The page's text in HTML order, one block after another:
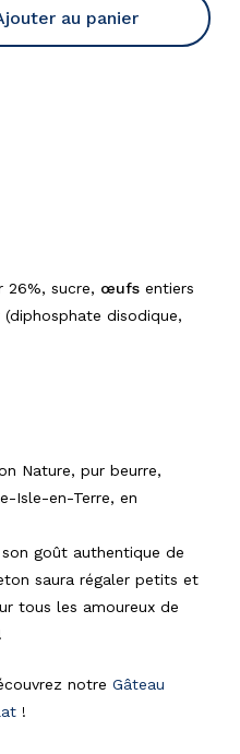
au panier
26%, sucre, œufs entiers
disodique,
Nature, pur beurre,
Isle-en-Terre, en
goût authentique de
saura régaler petits et
tous les amoureux de
notre Gâteau
!